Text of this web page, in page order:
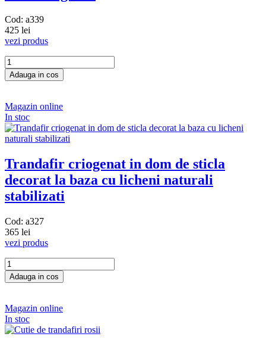
Cod: a339
425 lei
vezi produs
Magazin online
In stoc
Trandafir criogenat in dom de sticla
decorat la baza cu licheni naturali
stabilizati
Cod: a327
365 lei
vezi produs
Magazin online
In stoc